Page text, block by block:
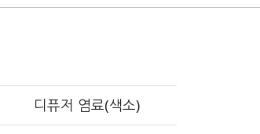
디퓨저 염료(색소)